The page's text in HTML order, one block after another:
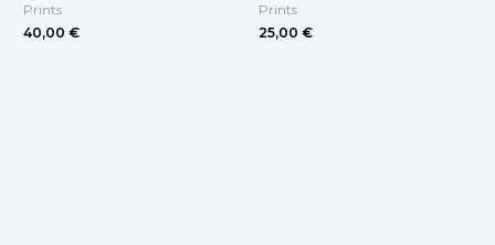
Prints
40,00 €
Prints
25,00 €